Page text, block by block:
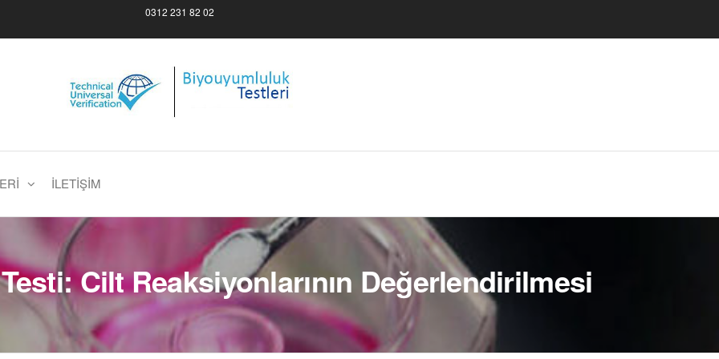
0312 231 82 02
İLETIŞIM
Cilt Reaksiyonlarının Değerlendirilmesi